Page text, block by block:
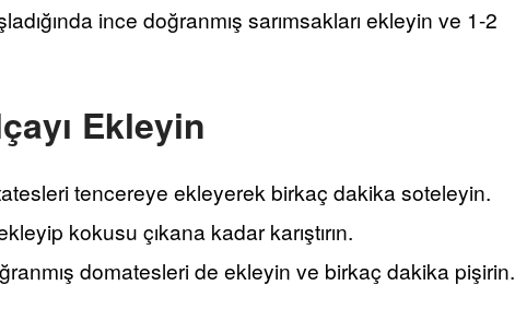
ince doğranmış sarımsakları ekleyin ve 1-2
Ekleyin
tencereye ekleyerek birkaç dakika soteleyin.
kokusu çıkana kadar karıştırın.
domatesleri de ekleyin ve birkaç dakika pişirin.